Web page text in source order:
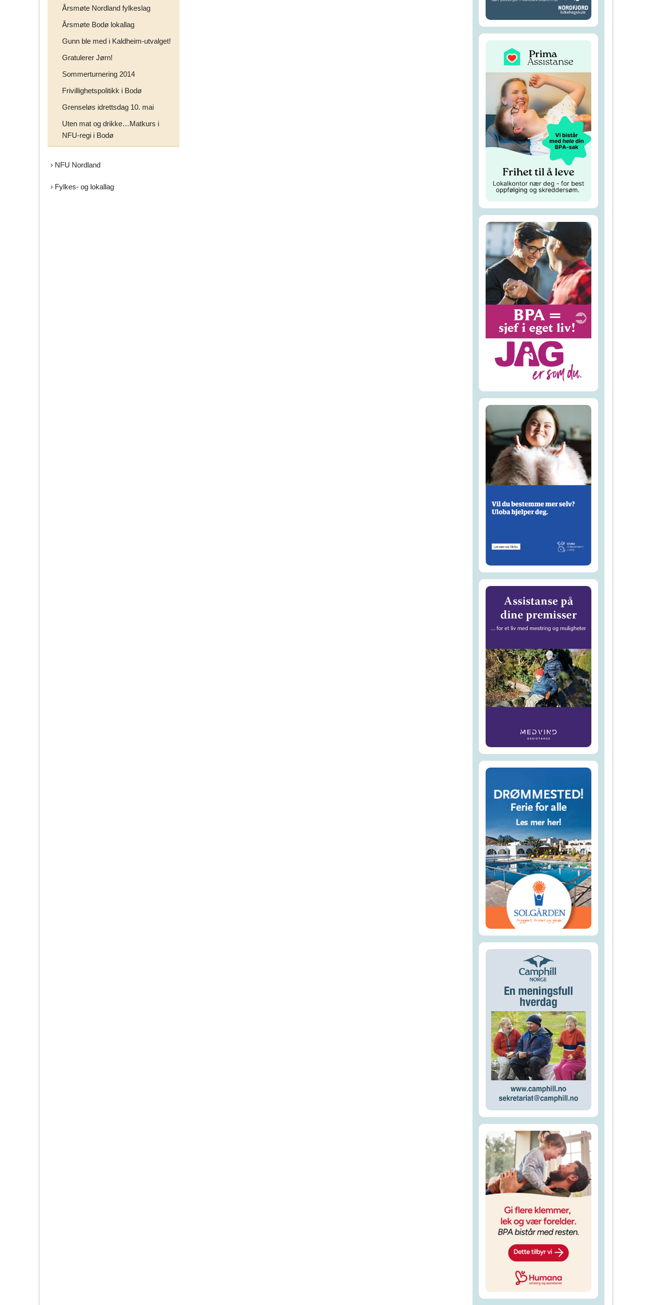
Årsmøte Nordland fylkeslag
Årsmøte Bodø lokallag
Gunn ble med i Kaldheim-utvalget!
Gratulerer Jørn!
Sommerturnering 2014
Frivillighetspolitikk i Bodø
Grenseløs idrettsdag 10. mai
Uten mat og drikke…Matkurs i
NFU-regi i Bodø
NFU Nordland
Fylkes- og lokallag